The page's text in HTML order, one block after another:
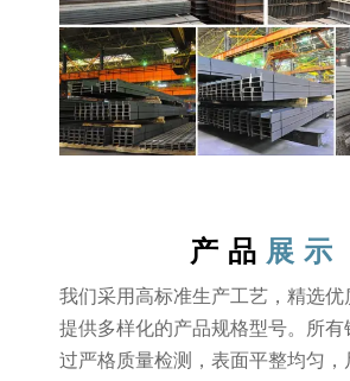
产品 展示
我们采用高标准生产工艺，精选优
提供多样化的产品规格型号。所有
过严格质量检测，表面平整均匀，